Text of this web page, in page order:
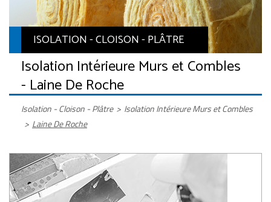
ISOLATION - CLOISON - PLÂTRE
Isolation Intérieure Murs et Combles
- Laine De Roche
Isolation - Cloison - Plâtre > Isolation Intérieure Murs et Combles
> Laine De Roche